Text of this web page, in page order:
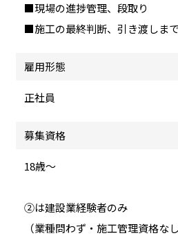
■現場の進捗管理、段取り
■施工の最終判断、引き渡しま
雇用形態
正社員
募集資格
18歳～
②は建設業経験者のみ
（業種問わず・施工管理資格な